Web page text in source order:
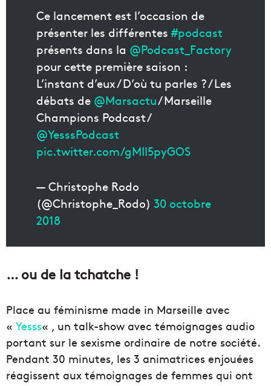
Ce lancement est l’occasion de
présenter les différentes#podcast
présents dans la @Podcast_Factory
pour cette première saison :
L’instant d’eux / D’où tu parles ? / Les
débats de @Marsactu/ Marseille
Champions Podcast /
@YesssPodcast
pic.twitter.com/gMIl5pyGOS
— Christophe Rodo
(@Christophe_Rodo) 30 octobre
2018
… ou de la tchatche !
Place au féminisme made in Marseille avec
« Yesss« , un talk-show avec témoignages audio
portant sur le sexisme ordinaire de notre société.
Pendant 30 minutes, les 3 animatrices enjouées
réagissent aux témoignages de femmes qui ont